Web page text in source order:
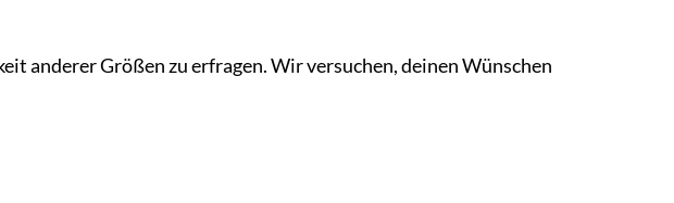
anderer Größen zu erfragen. Wir versuchen, deinen Wünschen